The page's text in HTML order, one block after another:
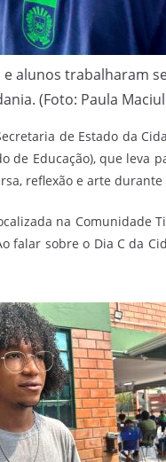
e alunos trabalharam
(Foto: Paula
de Estado da
de Educação), que leva
reflexão e arte durante
na Comunidade
falar sobre o Dia C da